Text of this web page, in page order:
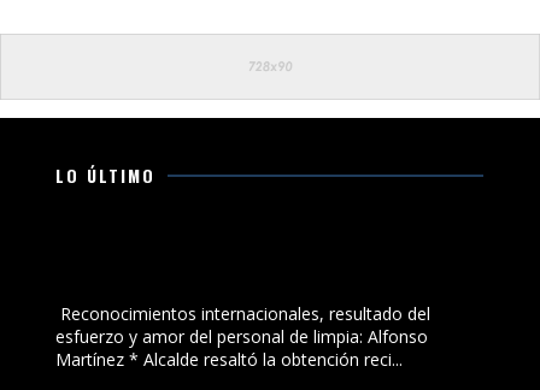
LO ÚLTIMO
Reconocimientos internacionales, resultado del
esfuerzo y amor del personal de limpia: Alfonso
Martínez * Alcalde resaltó la obtención reci...